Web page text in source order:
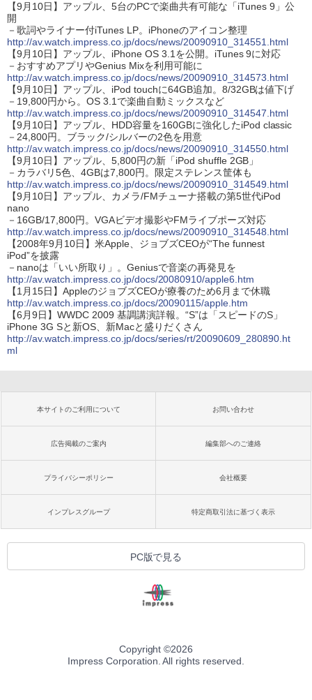
【9月10日】アップル、5台のPCで楽曲共有可能な「iTunes 9」公
開
－歌詞やライナー付iTunes LP。iPhoneのアイコン整理
http://av.watch.impress.co.jp/docs/news/20090910_314551.html
【9月10日】アップル、iPhone OS 3.1を公開。iTunes 9に対応
－おすすめアプリやGenius Mixを利用可能に
http://av.watch.impress.co.jp/docs/news/20090910_314573.html
【9月10日】アップル、iPod touchに64GB追加。8/32GBは値下げ
－19,800円から。OS 3.1で楽曲自動ミックスなど
http://av.watch.impress.co.jp/docs/news/20090910_314547.html
【9月10日】アップル、HDD容量を160GBに強化したiPod classic
－24,800円。ブラック/シルバーの2色を用意
http://av.watch.impress.co.jp/docs/news/20090910_314550.html
【9月10日】アップル、5,800円の新「iPod shuffle 2GB」
－カラバリ5色、4GBは7,800円。限定ステレンス筐体も
http://av.watch.impress.co.jp/docs/news/20090910_314549.html
【9月10日】アップル、カメラ/FMチューナ搭載の第5世代iPod
nano
－16GB/17,800円。VGAビデオ撮影やFMライブポーズ対応
http://av.watch.impress.co.jp/docs/news/20090910_314548.html
【2008年9月10日】米Apple、ジョブズCEOが“The funnest
iPod”を披露
－nanoは「いい所取り」。Geniusで音楽の再発見を
http://av.watch.impress.co.jp/docs/20080910/apple6.htm
【1月15日】AppleのジョブズCEOが療養のため6月まで休職
http://av.watch.impress.co.jp/docs/20090115/apple.htm
【6月9日】WWDC 2009 基調講演詳報。“S”は「スピードのS」
iPhone 3G Sと新OS、新Macと盛りだくさん
http://av.watch.impress.co.jp/docs/series/rt/20090609_280890.ht
ml
本サイトのご利用について お問い合わせ
広告掲載のご案内 編集部へのご連絡
プライバシーポリシー 会社概要
インプレスグループ 特定商取引法に基づく表示
PC版で見る
Copyright ©2026
Impress Corporation. All rights reserved.